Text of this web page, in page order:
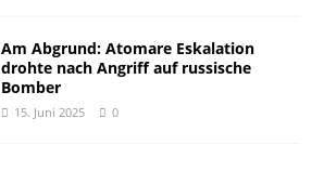
Am Abgrund: Atomare Eskalation
drohte nach Angriff auf russische
Bomber
15. Juni 2025 0